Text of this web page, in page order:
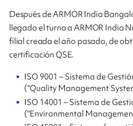
Después de ARMOR India
llegado el turno a ARMOR India
filial creada el año pasado, de
certificación QSE.
ISO 9001 – Sistema de
(“Quality Management
ISO 14001 – Sistema de
(“Environmental